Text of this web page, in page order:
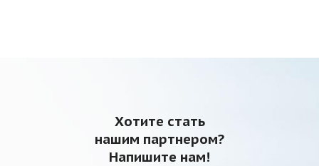
Хотите стать
нашим партнером?
Напишите нам!